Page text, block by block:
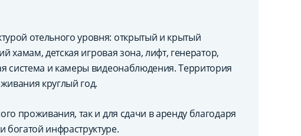
отельного уровня: открытый и крытый
хамам, детская игровая зона, лифт, генератор,
система и камеры видеонаблюдения. Территория
круглый год.
проживания, так и для сдачи в аренду благодаря
инфраструктуре.